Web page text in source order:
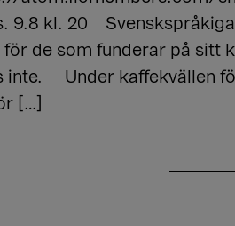
9.8 kl. 20
de som funderar på sitt
inte. Under kaffekvällen
[…]